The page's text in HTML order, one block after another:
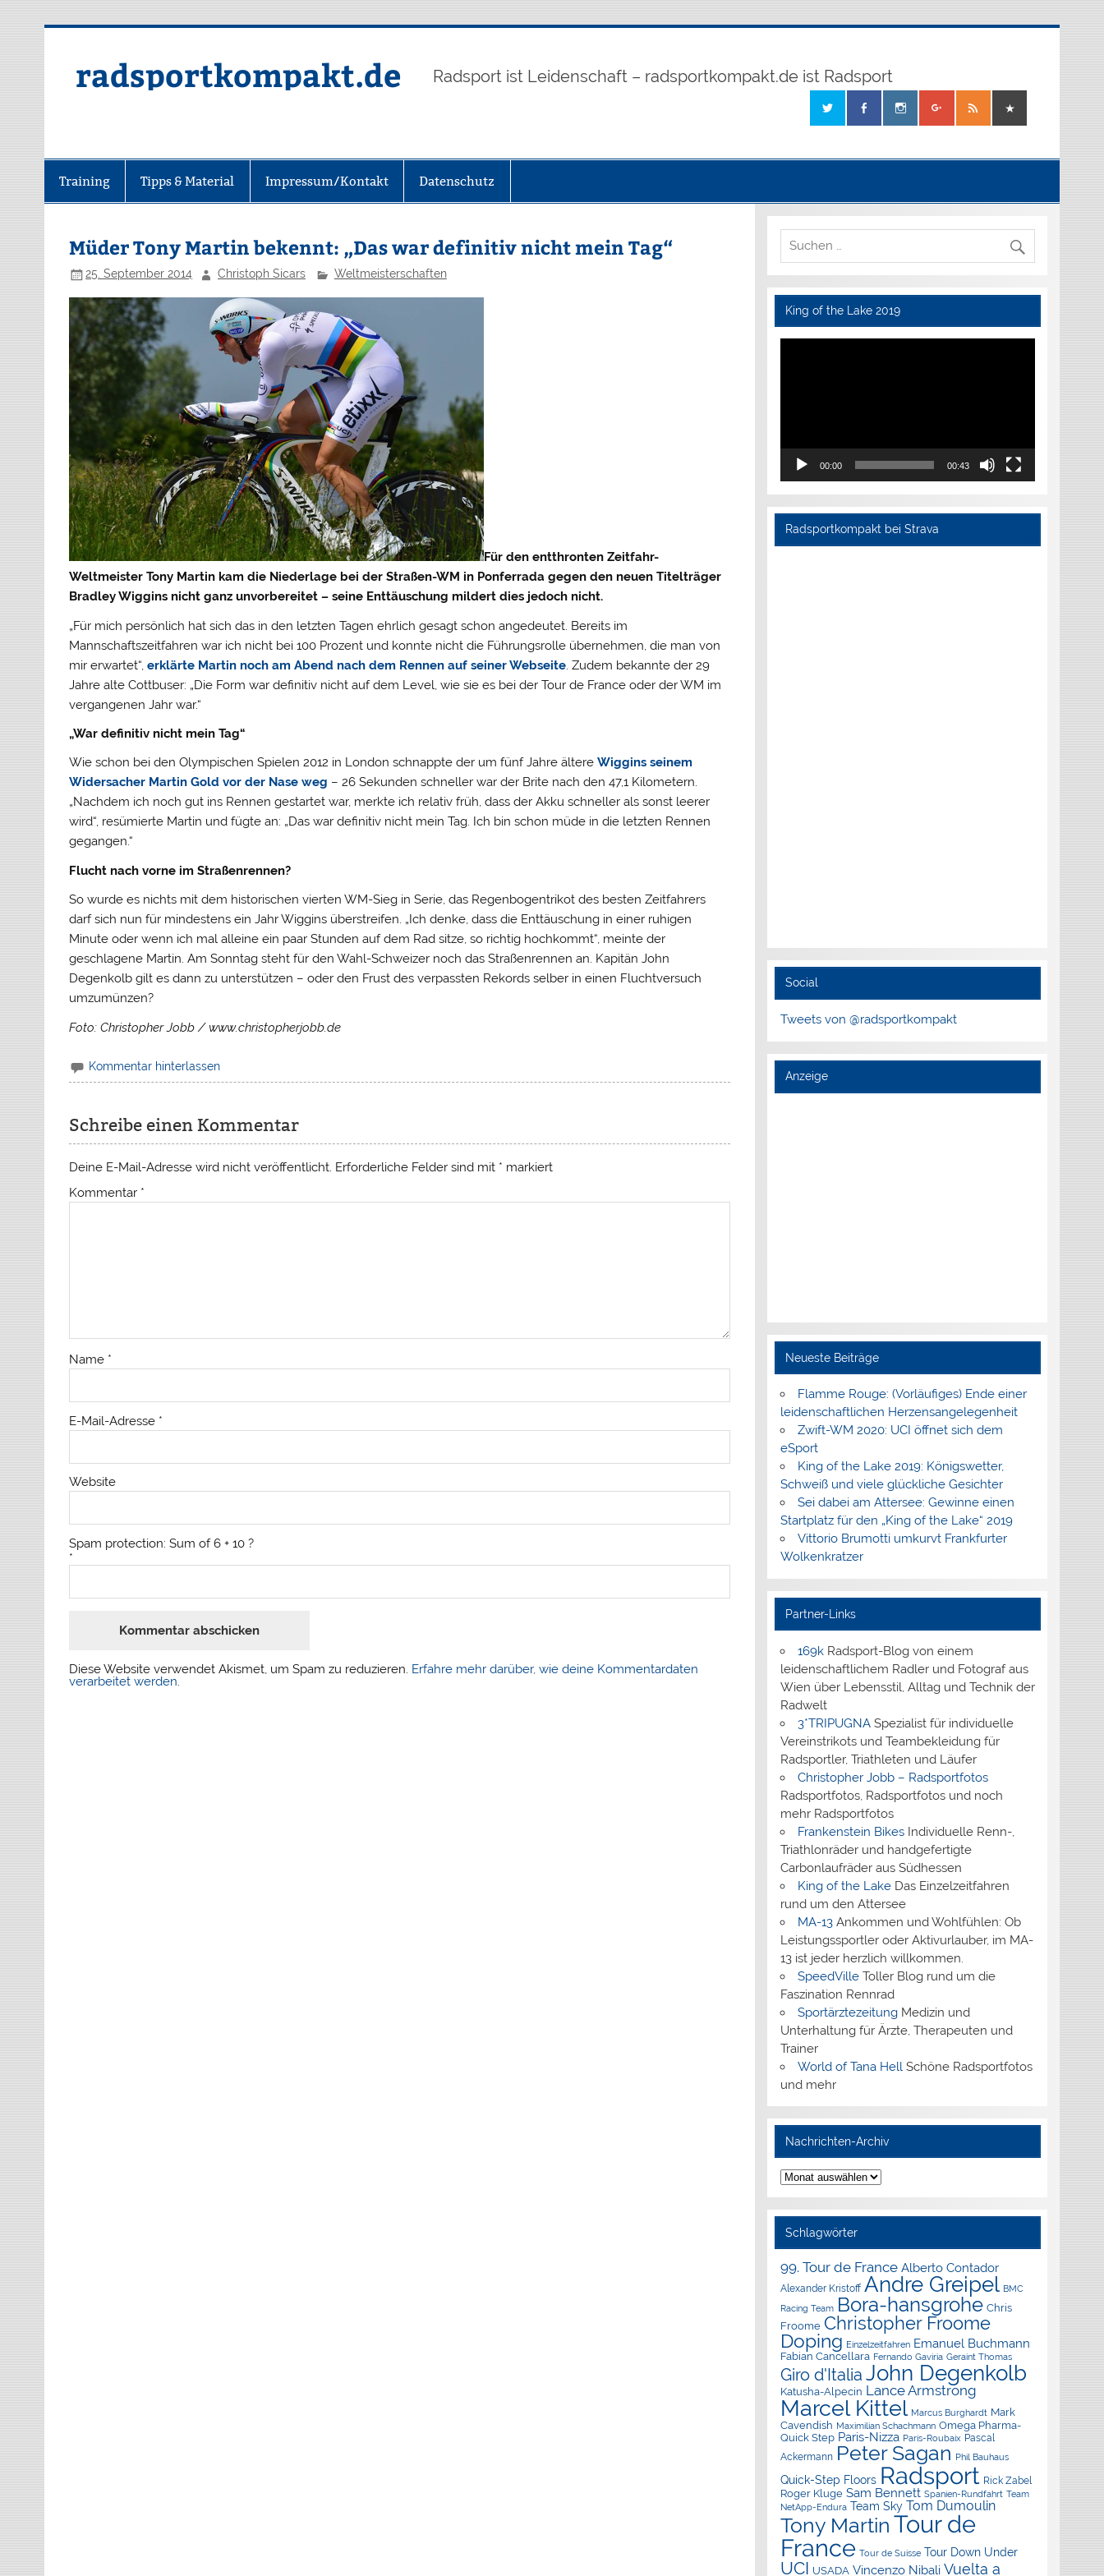
radsportkompakt.de Radsport ist Leidenschaft – radsportkompakt.de ist Radsport
Training Tipps & Material Impressum/Kontakt Datenschutz
Müder Tony Martin bekennt: „Das war definitiv nicht mein Tag“
25. September 2014 Christoph Sicars Weltmeisterschaften
Für den entthronten Zeitfahr-
Weltmeister Tony Martin kam die Niederlage bei der Straßen-WM in Ponferrada gegen den neuen Titelträger
Bradley Wiggins nicht ganz unvorbereitet – seine Enttäuschung mildert dies jedoch nicht.
„Für mich persönlich hat sich das in den letzten Tagen ehrlich gesagt schon angedeutet. Bereits im
Mannschaftszeitfahren war ich nicht bei 100 Prozent und konnte nicht die Führungsrolle übernehmen, die man von
mir erwartet“,erklärte Martin noch am Abend nach dem Rennen auf seiner Webseite. Zudem bekannte der 29
Jahre alte Cottbuser: „Die Form war definitiv nicht auf dem Level, wie sie es bei der Tour de France oder der WM im
vergangenen Jahr war.“
„War definitiv nicht mein Tag“
Wie schon bei den Olympischen Spielen 2012 in London schnappte der um fünf Jahre ältereWiggins seinem
Widersacher Martin Gold vor der Nase weg – 26 Sekunden schneller war der Brite nach den 47,1 Kilometern.
„Nachdem ich noch gut ins Rennen gestartet war, merkte ich relativ früh, dass der Akku schneller als sonst leerer
wird“, resümierte Martin und fügte an: „Das war definitiv nicht mein Tag. Ich bin schon müde in die letzten Rennen
gegangen.“
Flucht nach vorne im Straßenrennen?
So wurde es nichts mit dem historischen vierten WM-Sieg in Serie, das Regenbogentrikot des besten Zeitfahrers
darf sich nun für mindestens ein Jahr Wiggins überstreifen. „Ich denke, dass die Enttäuschung in einer ruhigen
Minute oder wenn ich mal alleine ein paar Stunden auf dem Rad sitze, so richtig hochkommt“, meinte der
geschlagene Martin. Am Sonntag steht für den Wahl-Schweizer noch das Straßenrennen an. Kapitän John
Degenkolb gilt es dann zu unterstützen – oder den Frust des verpassten Rekords selber in einen Fluchtversuch
umzumünzen?
Foto: Christopher Jobb / www.christopherjobb.de
Kommentar hinterlassen
Schreibe einen Kommentar
Deine E-Mail-Adresse wird nicht veröffentlicht. Erforderliche Felder sind mit * markiert
Kommentar *
Name *
E-Mail-Adresse *
Website
Spam protection: Sum of 6 + 10 ?
*
Diese Website verwendet Akismet, um Spam zu reduzieren. Erfahre mehr darüber, wie deine Kommentardaten
verarbeitet werden.
King of the Lake 2019
Video-
00:00 00:43
Radsportkompakt bei Strava
Social
Tweets von @radsportkompakt
Anzeige
Neueste Beiträge
Flamme Rouge: (Vorläufiges) Ende einer
leidenschaftlichen Herzensangelegenheit
Zwift-WM 2020: UCI öffnet sich dem
eSport
King of the Lake 2019: Königswetter,
Schweiß und viele glückliche Gesichter
Sei dabei am Attersee: Gewinne einen
Startplatz für den „King of the Lake“ 2019
Vittorio Brumotti umkurvt Frankfurter
Wolkenkratzer
Partner-Links
169kRadsport-Blog von einem
leidenschaftlichem Radler und Fotograf aus
Wien über Lebensstil, Alltag und Technik der
Radwelt
3*TRIPUGNASpezialist für individuelle
Vereinstrikots und Teambekleidung für
Radsportler, Triathleten und Läufer
Christopher Jobb – Radsportfotos
Radsportfotos, Radsportfotos und noch
mehr Radsportfotos
Frankenstein BikesIndividuelle Renn-,
Triathlonräder und handgefertigte
Carbonlaufräder aus Südhessen
King of the LakeDas Einzelzeitfahren
rund um den Attersee
MA-13Ankommen und Wohlfühlen: Ob
Leistungssportler oder Aktivurlauber, im MA-
13 ist jeder herzlich willkommen.
SpeedVilleToller Blog rund um die
Faszination Rennrad
SportärztezeitungMedizin und
Unterhaltung für Ärzte, Therapeuten und
Trainer
World of Tana Hell Schöne Radsportfotos
und mehr
Nachrichten-Archiv
Nachrichten-
Archiv
Schlagwörter
99. Tour de France Alberto Contador
Alexander Kristoff Andre Greipel BMC
Racing Team Bora-hansgrohe Chris
Froome Christopher Froome
Doping Einzelzeitfahren Emanuel Buchmann
Fabian Cancellara Fernando Gaviria Geraint Thomas
Giro d'Italia John Degenkolb
Katusha-Alpecin Lance Armstrong
Marcel Kittel Marcus Burghardt Mark
Cavendish Maximilian Schachmann Omega Pharma-
Quick Step Paris-Nizza Paris-Roubaix Pascal
Ackermann Peter Sagan Phil Bauhaus
Quick-Step Floors Radsport Rick Zabel
Roger Kluge Sam Bennett Spanien-Rundfahrt Team
NetApp-Endura Team Sky Tom Dumoulin
Tony Martin Tour de
France Tour de Suisse Tour Down Under
UCI USADA Vincenzo Nibali Vuelta a